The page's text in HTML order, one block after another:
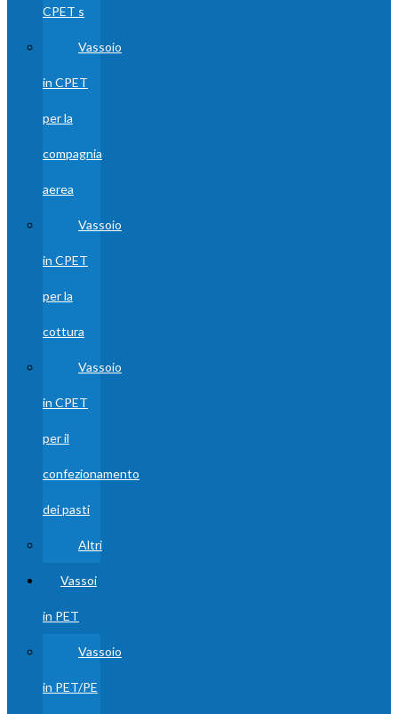
CPET s
Vassoio
in CPET
per la
compagnia
aerea
Vassoio
in CPET
per la
cottura
Vassoio
in CPET
per il
confezionamento
dei pasti
Altri
Vassoi
in PET
Vassoio
in PET/PE